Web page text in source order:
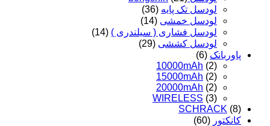
لودسل تک پایه (36)
لودسل خمشی (14)
لودسل فشاری ( سیلندری ) (14)
لودسل کششی (29)
پاوربانک (6)
10000mAh (2)
15000mAh (2)
20000mAh (2)
WIRELESS (3)
SCHRACK (8)
کانکتور (60)